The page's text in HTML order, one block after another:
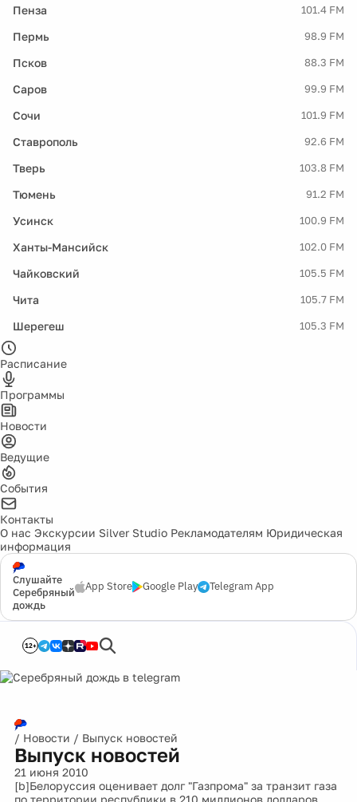
Пенза 101.4 FM
Пермь 98.9 FM
Псков 88.3 FM
Саров 99.9 FM
Сочи 101.9 FM
Ставрополь 92.6 FM
Тверь 103.8 FM
Тюмень 91.2 FM
Усинск 100.9 FM
Ханты-Мансийск 102.0 FM
Чайковский 105.5 FM
Чита 105.7 FM
Шерегеш 105.3 FM
Расписание
Программы
Новости
Ведущие
События
Контакты
О нас Экскурсии Silver Studio Рекламодателям Юридическая
информация
Слушайте
Серебряный
дождь
App Store Google Play Telegram App
12+
/ Новости / Выпуск новостей
Выпуск новостей
21 июня 2010
[b]Белоруссия оценивает долг "Газпрома" за транзит газа